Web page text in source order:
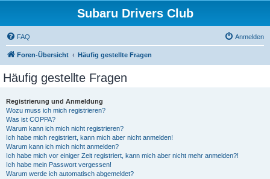
Subaru Drivers Club
FAQ Anmelden
Foren-Übersicht Häufig gestellte Fragen
Häufig gestellte Fragen
Registrierung und Anmeldung
Wozu muss ich mich registrieren?
Was ist COPPA?
Warum kann ich mich nicht registrieren?
Ich habe mich registriert, kann mich aber nicht anmelden!
Warum kann ich mich nicht anmelden?
Ich habe mich vor einiger Zeit registriert, kann mich aber nicht mehr anmelden?!
Ich habe mein Passwort vergessen!
Warum werde ich automatisch abgemeldet?